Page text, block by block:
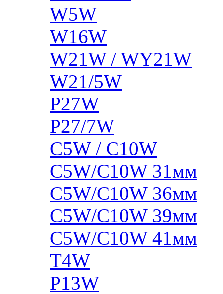
W5W
W16W
W21W / WY21W
W21/5W
P27W
P27/7W
C5W / C10W
C5W/C10W 31мм
C5W/C10W 36мм
C5W/C10W 39мм
C5W/C10W 41мм
T4W
P13W